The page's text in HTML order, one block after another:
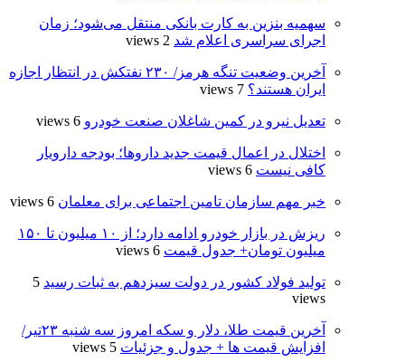
سهمیه بنزین به کارت بانکی منتقل می‌شود؛ زمان
اجرای سراسری اعلام شد 2 views
آخرین وضعیت تنگه هرمز/ ۲۳۰ نفتکش در انتظار اجازه
ایران هستند؟ 7 views
تعدیل نیرو در کمین شاغلان صنعت خودرو 6 views
اختلال در اعمال قیمت‌ جدید داروها؛ بودجه دارویار
کافی نیست 6 views
خبر مهم سازمان تامین اجتماعی برای معلمان 6 views
ریزش در بازار خودرو ادامه دارد؛ از ۱۰ میلیون تا ۱۵۰
میلیون تومان+ جدول قیمت 6 views
تولید فولاد کشور در دولت سیزدهم به ثبات رسید 5
views
آخرین قیمت طلا، دلار و سکه امروز سه شنبه ۲۳تیر/
افزایش قیمت ها + جدول و جزئیات 5 views